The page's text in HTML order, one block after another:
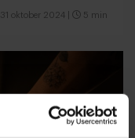
31 oktober 2024 5 min